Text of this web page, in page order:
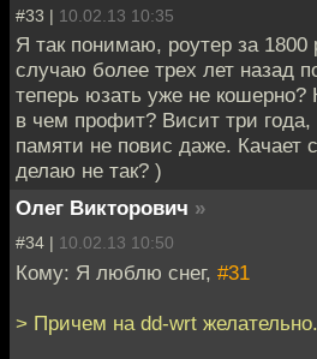
#33 | 10.02.13 10:35
Я так понимаю, роутер за 1800
случаю более трех лет назад
теперь юзать уже не кошерно?
в чем профит? Висит три
памяти не повис даже. Качает
делаю не так? )
Олег Викторович »
#34 | 10.02.13 10:50
Кому: Я люблю снег, #31
> Причем на dd-wrt желательно.